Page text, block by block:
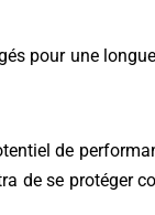
pour une
de
de se protéger